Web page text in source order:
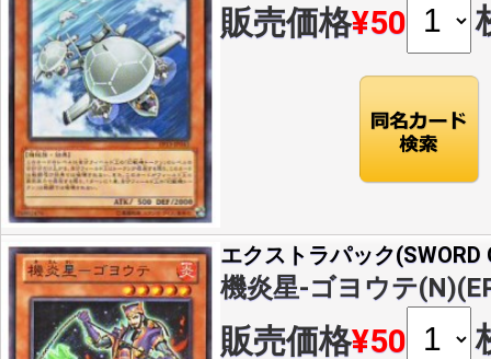
販売価格¥50
エクストラパック(SWORD
機炎星-ゴヨウテ
販売価格¥50